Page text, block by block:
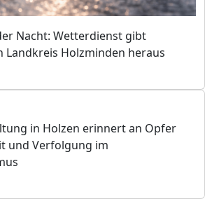
Nacht: Wetterdienst gibt
Landkreis Holzminden heraus
in Holzen erinnert an Opfer
und Verfolgung im